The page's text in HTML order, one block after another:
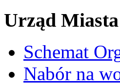
Urząd
Schemat
Nabór na